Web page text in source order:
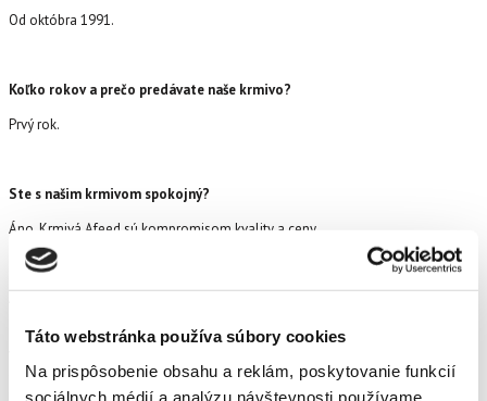
Táto webstránka používa súbory cookies
Na prispôsobenie obsahu a reklám, poskytovanie funkcií
sociálnych médií a analýzu návštevnosti používame
Od októbra 1991.
Koľko rokov a prečo predávate naše krmivo?
Prvý rok.
Ste s našim krmivom spokojný?
Áno. Krmivá Afeed sú kompromisom kvality a ceny.
Chovateľom ponúkame širokú škálu granulovaných krmív pre psov a mačky a
domácich zvierat, rovnako ako súvisiace chovateľské potreby. Záhradkári u
nás nájdu osiva, hnojivá, záhradkársku chémiu, substráty, ručné náradie,